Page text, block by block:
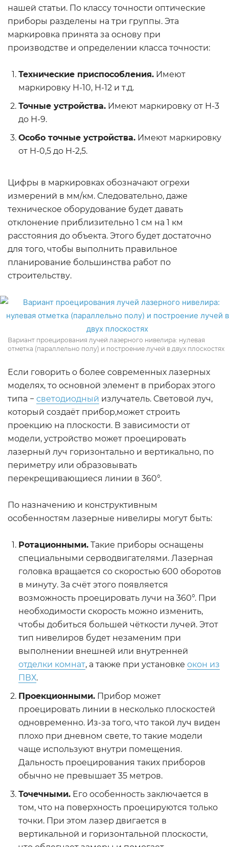
нашей статьи. По классу точности оптические
приборы разделены на три группы. Эта
маркировка принята за основу при
производстве и определении класса точности:
Технические приспособления. Имеют
маркировку Н-10, Н-12 и т.д.
Точные устройства. Имеют маркировку от Н-3
до Н-9.
Особо точные устройства. Имеют маркировку
от Н-0,5 до Н-2,5.
Цифры в маркировках обозначают огрехи
измерений в мм/км. Следовательно, даже
техническое оборудование будет давать
отклонение приблизительно 1 см на 1 км
расстояния до объекта. Этого будет достаточно
для того, чтобы выполнить правильное
планирование большинства работ по
строительству.
Вариант проецирования лучей лазерного нивелира: нулевая
отметка (параллельно полу) и построение лучей в двух плоскостях
Если говорить о более современных лазерных
моделях, то основной элемент в приборах этого
типа − светодиодный излучатель. Световой луч,
который создаёт прибор,может строить
проекцию на плоскости. В зависимости от
модели, устройство может проецировать
лазерный луч горизонтально и вертикально, по
периметру или образовывать
перекрещивающиеся линии в 360°.
По назначению и конструктивным
особенностям лазерные нивелиры могут быть:
Ротационными. Такие приборы оснащены
специальными серводвигателями. Лазерная
головка вращается со скоростью 600 оборотов
в минуту. За счёт этого появляется
возможность проецировать лучи на 360°. При
необходимости скорость можно изменить,
чтобы добиться большей чёткости лучей. Этот
тип нивелиров будет незаменим при
выполнении внешней или внутренней
отделки комнат, а также при установке окон из
ПВХ.
Проекционными. Прибор может
проецировать линии в несколько плоскостей
одновременно. Из-за того, что такой луч виден
плохо при дневном свете, то такие модели
чаще используют внутри помещения.
Дальность проецирования таких приборов
обычно не превышает 35 метров.
Точечными. Его особенность заключается в
том, что на поверхность проецируются только
точки. При этом лазер двигается в
вертикальной и горизонтальной плоскости,